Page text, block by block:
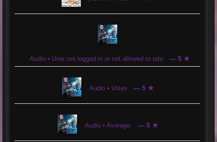
Die User im Chat sind sehr nett und zuvorkommend.
Die Musik kommt klar und deutlich rüber
und es macht Spaß hier zu sein.
Audio • User not logged in or not allowed to rate — 5 ★
Audio • Votes — 5 ★
Audio • Average: — 5 ★